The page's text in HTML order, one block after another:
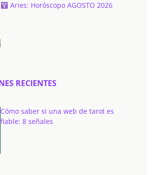
Aries: Horóscopo AGOSTO 2026
RECIENTES
Cómo saber si una web de tarot es
fiable: 8 señales